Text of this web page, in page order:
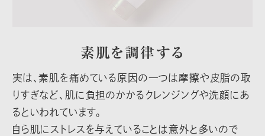
素肌を調律する
実は、素肌を痛めている原因の一つは摩擦や皮脂の取
りすぎなど、肌に負担のかかるクレンジングや洗顔にあ
るといわれています。
自ら肌にストレスを与えていることは意外と多いので